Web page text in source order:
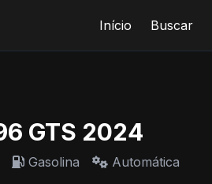
Início Buscar
GTS 2024
Gasolina Automática